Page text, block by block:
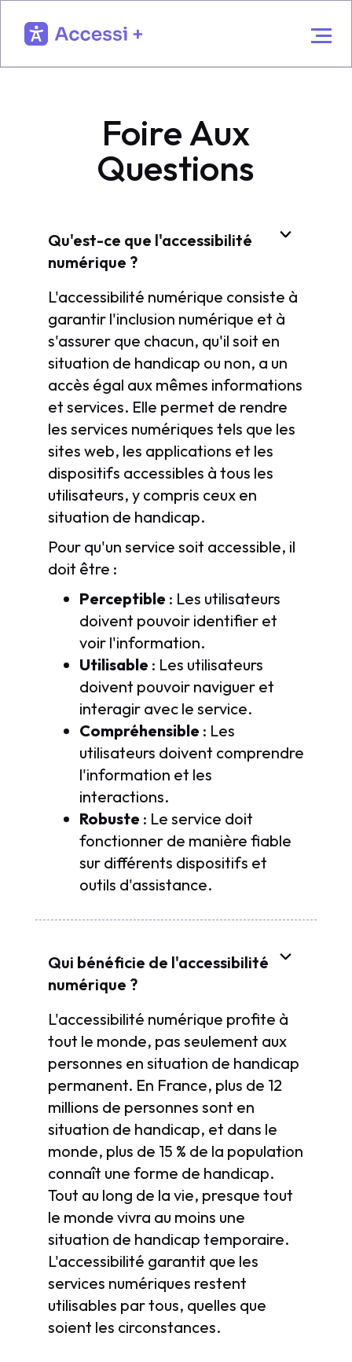
Foire Aux
Questions
Qu'est-ce que l'accessibilité
numérique ?
L'accessibilité numérique consiste à
garantir l'inclusion numérique et à
s'assurer que chacun, qu'il soit en
situation de handicap ou non, a un
accès égal aux mêmes informations
et services. Elle permet de rendre
les services numériques tels que les
sites web, les applications et les
dispositifs accessibles à tous les
utilisateurs, y compris ceux en
situation de handicap.
Pour qu'un service soit accessible, il
doit être :
Perceptible : Les utilisateurs
doivent pouvoir identifier et
voir l'information.
Utilisable : Les utilisateurs
doivent pouvoir naviguer et
interagir avec le service.
Compréhensible : Les
utilisateurs doivent comprendre
l'information et les
interactions.
Robuste : Le service doit
fonctionner de manière fiable
sur différents dispositifs et
outils d'assistance.
Qui bénéficie de l'accessibilité
numérique ?
L'accessibilité numérique profite à
tout le monde, pas seulement aux
personnes en situation de handicap
permanent. En France, plus de 12
millions de personnes sont en
situation de handicap, et dans le
monde, plus de 15 % de la population
connaît une forme de handicap.
Tout au long de la vie, presque tout
le monde vivra au moins une
situation de handicap temporaire.
L'accessibilité garantit que les
services numériques restent
utilisables par tous, quelles que
soient les circonstances.